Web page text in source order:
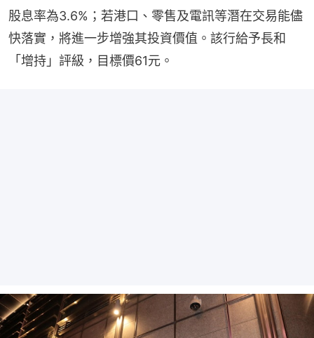
股息率為3.6%；若港口、零售及電訊等潛在交易能儘
快落實，將進一步增強其投資價值。該行給予長和
「增持」評級，目標價61元。